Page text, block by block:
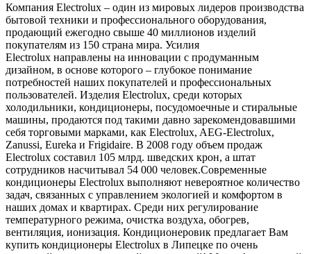
Компания Electrolux – один из мировых лидеров производства
бытовой техники и профессионального оборудования,
продающий ежегодно свыше 40 миллионов изделий
покупателям из 150 страна мира. Усилия
Electrolux направлены на инновации с продуманным
дизайном, в основе которого – глубокое понимание
потребностей наших покупателей и профессиональных
пользователей. Изделия Electrolux, среди которых
холодильники, кондиционеры, посудомоечные и стиральные
машины, продаются под такими давно зарекомендовавшими
себя торговыми марками, как Electrolux, AEG-Electrolux,
Zanussi, Eureka и Frigidaire. В 2008 году объем продаж
Electrolux составил 105 млрд. шведских крон, а штат
сотрудников насчитывал 54 000 человек.Современные
кондиционеры Electrolux выполняют невероятное количество
задач, связанных с управлением экологией и комфортом в
наших домах и квартирах. Среди них регулирование
температурного режима, очистка воздуха, обогрев,
вентиляция, ионизация. Кондиционеровик предлагает Вам
купить кондиционеры Electrolux в Липецке по очень